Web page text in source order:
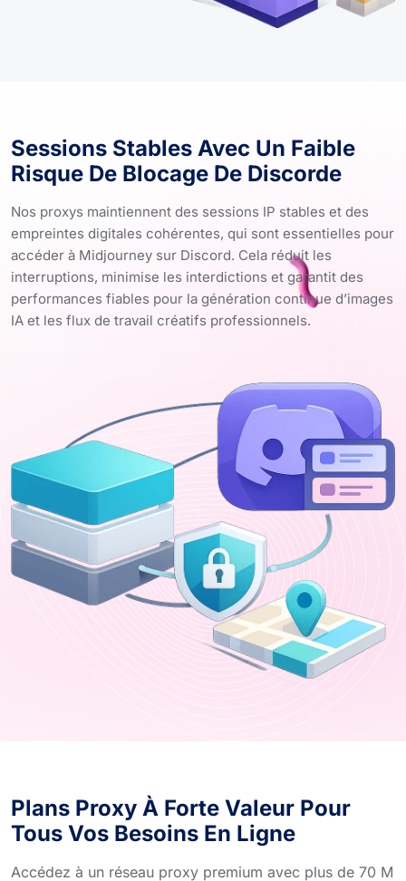
Sessions Stables Avec Un Faible
Risque De Blocage De Discorde
Nos proxys maintiennent des sessions IP stables et des
empreintes digitales cohérentes, qui sont essentielles pour
accéder à Midjourney sur Discord. Cela réduit les
interruptions, minimise les interdictions et garantit des
performances fiables pour la génération continue d’images
IA et les flux de travail créatifs professionnels.
Plans Proxy À Forte Valeur Pour
Tous Vos Besoins En Ligne
Accédez à un réseau proxy premium avec plus de 70 M